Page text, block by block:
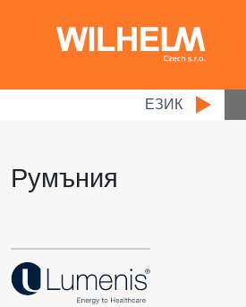
ЕЗИК
Румъния